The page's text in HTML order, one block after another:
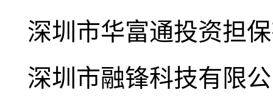
深圳市华富通投资担
深圳市融锋科技有限